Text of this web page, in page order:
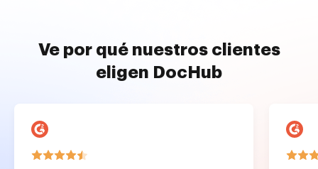
Ve por qué nuestros clientes
eligen DocHub